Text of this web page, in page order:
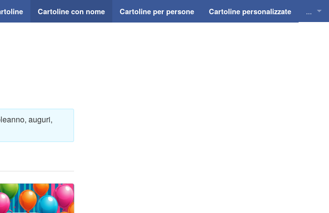
Cartoline con nome Cartoline per persone Cartoline personalizzate ...
auguri,